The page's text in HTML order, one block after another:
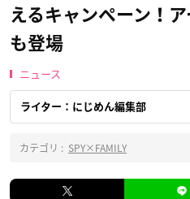
えるキャンペーン！
も登場
ニュース
ライター：にじめん編集部
カテゴリ : SPY×FAMILY